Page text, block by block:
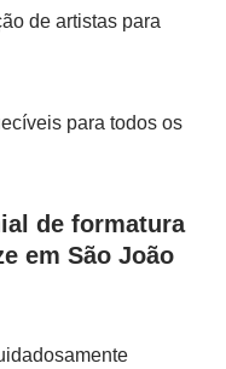
de artistas para
para todos os
de formatura
em São João